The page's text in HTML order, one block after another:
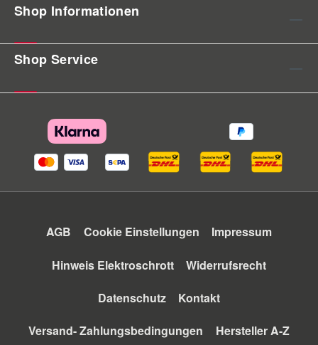
Shop Informationen
Shop Service
AGB Cookie Einstellungen Impressum
Hinweis Elektroschrott Widerrufsrecht
Datenschutz Kontakt
Versand- Zahlungsbedingungen Hersteller A-Z